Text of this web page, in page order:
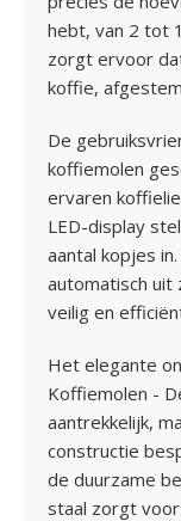
hebt, van 2 tot
zorgt ervoor
koffie,
De
koffiemolen
ervaren
LED-display
aantal kopjes
automatisch uit
veilig en
Het elegante
Koffiemolen -
aantrekkelijk,
constructie
de duurzame
staal zorgt